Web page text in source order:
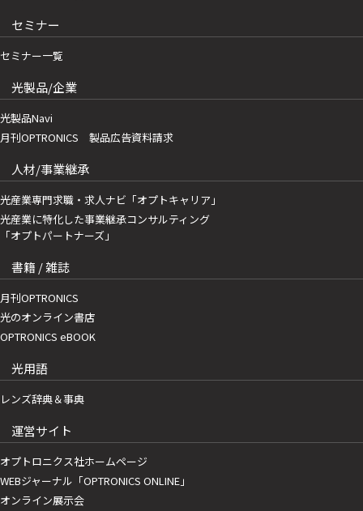
セミナー
セミナー一覧
光製品/企業
光製品Navi
月刊OPTRONICS 製品広告資料請求
人材/事業継承
光産業専門求職・求人ナビ「オプトキャリア」
光産業に特化した事業継承コンサルティング
「オプトパートナーズ」
書籍 / 雑誌
月刊OPTRONICS
光のオンライン書店
OPTRONICS eBOOK
光用語
レンズ辞典＆事典
運営サイト
オプトロニクス社ホームページ
WEBジャーナル「OPTRONICS ONLINE」
オンライン展示会